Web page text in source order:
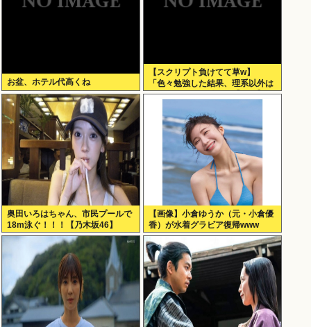
お盆、ホテル代高くね
【スクリプト負けてて草w】
「色々勉強した結果、理系以外は
エラー品だと気付いた【ガチ】」
奥田いろはちゃん、市民プールで
18m泳ぐ！！！【乃木坂46】
【画像】小倉ゆうか（元・小倉優
香）が水着グラビア復帰www